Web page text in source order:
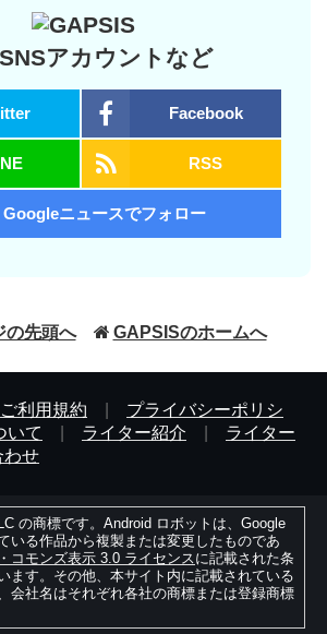
アカウントなど
Facebook
RSS
Googleニュースでフォロー
の先頭へ GAPSISのホームへ
ご利用規約
プライバシーポリシ
いて ライター紹介
ライター
わせ
の商標です。Android ロボットは、Google
いる作品から複製または変更したものであ
コモンズ表示 3.0 ライセンスに記載された条
ます。その他、本サイト内に記載されている
会社名はそれぞれ各社の商標または登録商標